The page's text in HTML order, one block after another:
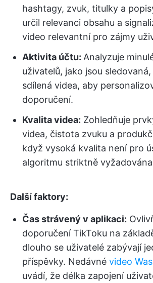
hashtagy, zvuk, titulky a
určil relevanci obsahu a
video relevantní pro zájmy
Aktivita účtu: Analyzuje
uživatelů, jako jsou
sdílená videa, aby
doporučení.
Kvalita videa: Zohledňuje
videa, čistota zvuku a
když vysoká kvalita není pro
algoritmu striktně
Další faktory:
Čas strávený v aplikaci:
doporučení TikToku na
dlouho se uživatelé zabývají
příspěvky. Nedávné video
uvádí, že délka zapojení